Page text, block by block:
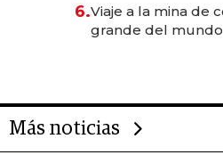
6.Viaje a la mina de
grande del
Más noticias